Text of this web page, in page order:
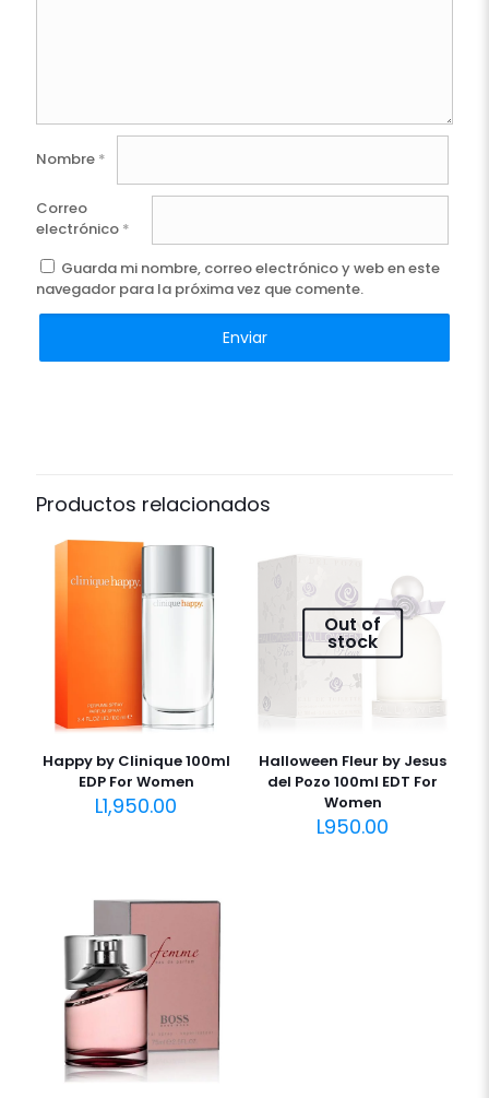
Nombre *
Correo
electrónico *
Guarda mi nombre, correo electrónico y web en este
navegador para la próxima vez que comente.
Productos relacionados
Happy by Clinique 100ml
EDP For Women
L1,950.00
Out of
stock
Halloween Fleur by Jesus
del Pozo 100ml EDT For
Women
L950.00